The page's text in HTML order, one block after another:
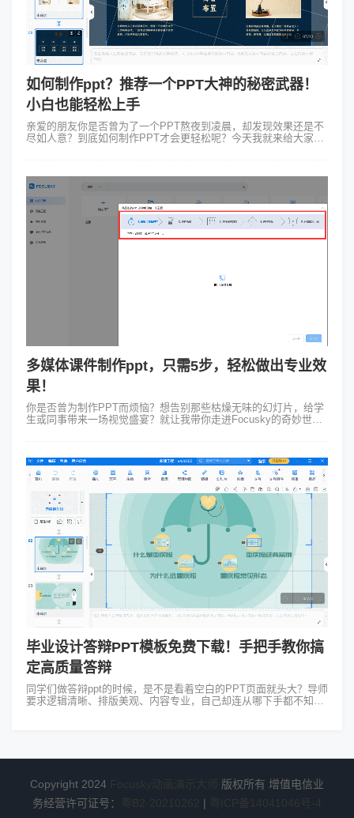
如何制作ppt？推荐一个PPT大神的秘密武器！
小白也能轻松上手
亲爱的朋友你是否曾为了一个PPT熬夜到凌晨，却发现效果还是不
尽如人意？到底如何制作PPT才会更轻松呢？今天我就来给大家揭
多媒体课件制作ppt，只需5步，轻松做出专业效
果！
你是否曾为制作PPT而烦恼？想告别那些枯燥无味的幻灯片，给学
生或同事带来一场视觉盛宴？就让我带你走进Focusky的奇妙世
毕业设计答辩PPT模板免费下载！手把手教你搞
定高质量答辩
同学们做答辩ppt的时候，是不是看着空白的PPT页面就头大？导师
要求逻辑清晰、排版美观、内容专业，自己却连从哪下手都不知
Copyright 2024 Focusky动画演示大师
版权所有 增值电信业
务经营许可证号：
粤B2-20210262 | 粤ICP备14041046号-4